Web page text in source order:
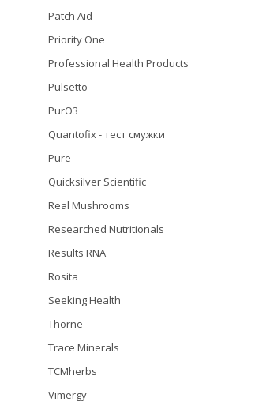
Patch Aid
Priority One
Professional Health Products
Pulsetto
PurO3
Quantofix - тест смужки
Pure
Quicksilver Scientific
Real Mushrooms
Researched Nutritionals
Results RNA
Rosita
Seeking Health
Thorne
Trace Minerals
TCMherbs
Vimergy